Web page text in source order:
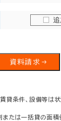
資料請求
貸条件、設備等は
または一括貸の面積